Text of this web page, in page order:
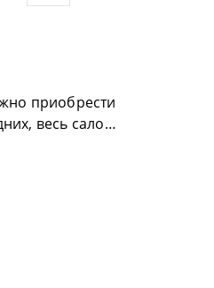
приобрести
весь салон,